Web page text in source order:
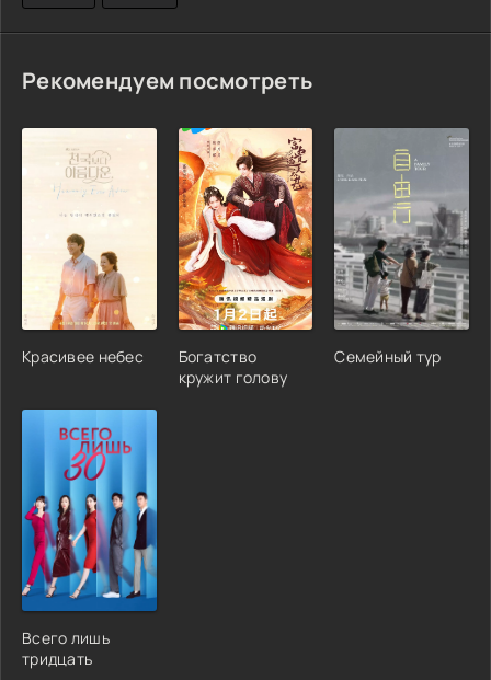
Рекомендуем посмотреть
Красивее небес
Богатство
кружит голову
Семейный тур
Всего лишь
тридцать